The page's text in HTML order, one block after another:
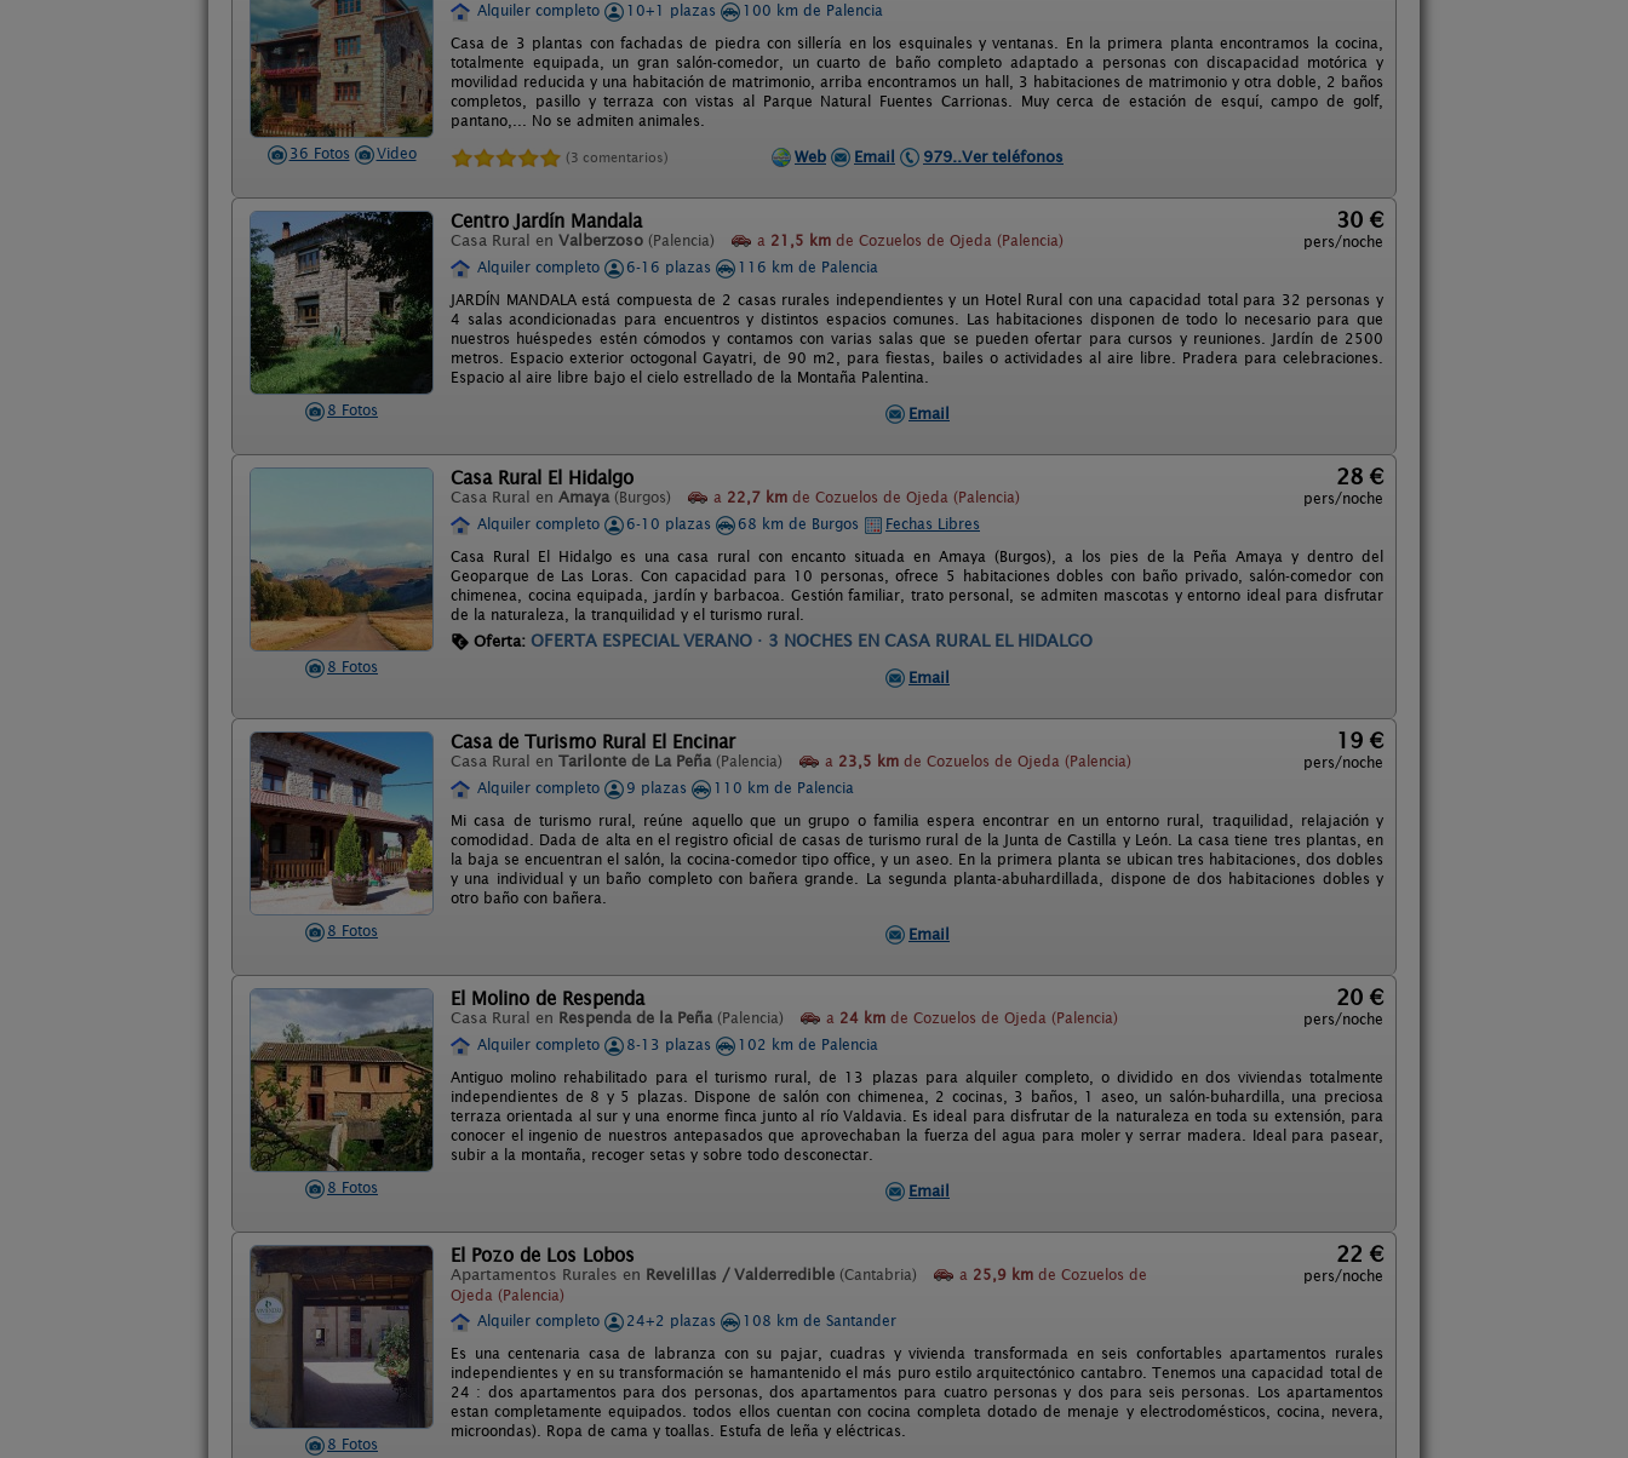
36 Fotos Video
Alquiler completo
10+1 plazas
100 km de Palencia
Casa de 3 plantas con fachadas de piedra con sillería en los esquinales y ventanas. En la primera planta encontramos la cocina,
totalmente equipada, un gran salón-comedor, un cuarto de baño completo adaptado a personas con discapacidad motórica y
movilidad reducida y una habitación de matrimonio, arriba encontramos un hall, 3 habitaciones de matrimonio y otra doble, 2 baños
completos, pasillo y terraza con vistas al Parque Natural Fuentes Carrionas. Muy cerca de estación de esquí, campo de golf,
pantano,... No se admiten animales.
(3 comentarios) Web Email 979..Ver teléfonos
8 Fotos
Centro Jardín Mandala
Casa Rural en Valberzoso (Palencia) a 21,5 km de Cozuelos de Ojeda (Palencia)
30 €
pers/noche
Alquiler completo
6-16 plazas
116 km de Palencia
JARDÍN MANDALA está compuesta de 2 casas rurales independientes y un Hotel Rural con una capacidad total para 32 personas y
4 salas acondicionadas para encuentros y distintos espacios comunes. Las habitaciones disponen de todo lo necesario para que
nuestros huéspedes estén cómodos y contamos con varias salas que se pueden ofertar para cursos y reuniones. Jardín de 2500
metros. Espacio exterior octogonal Gayatri, de 90 m2, para fiestas, bailes o actividades al aire libre. Pradera para celebraciones.
Espacio al aire libre bajo el cielo estrellado de la Montaña Palentina.
Email
8 Fotos
Casa Rural El Hidalgo
Casa Rural en Amaya (Burgos) a 22,7 km de Cozuelos de Ojeda (Palencia)
28 €
pers/noche
Alquiler completo
6-10 plazas 68 km de Burgos
Fechas Libres
Casa Rural El Hidalgo es una casa rural con encanto situada en Amaya (Burgos), a los pies de la Peña Amaya y dentro del
Geoparque de Las Loras. Con capacidad para 10 personas, ofrece 5 habitaciones dobles con baño privado, salón-comedor con
chimenea, cocina equipada, jardín y barbacoa. Gestión familiar, trato personal, se admiten mascotas y entorno ideal para disfrutar
de la naturaleza, la tranquilidad y el turismo rural.
Oferta: OFERTA ESPECIAL VERANO · 3 NOCHES EN CASA RURAL EL HIDALGO
Email
8 Fotos
Casa de Turismo Rural El Encinar
Casa Rural en Tarilonte de La Peña (Palencia) a 23,5 km de Cozuelos de Ojeda (Palencia)
19 €
pers/noche
Alquiler completo
9 plazas
110 km de Palencia
Mi casa de turismo rural, reúne aquello que un grupo o familia espera encontrar en un entorno rural, traquilidad, relajación y
comodidad. Dada de alta en el registro oficial de casas de turismo rural de la Junta de Castilla y León. La casa tiene tres plantas, en
la baja se encuentran el salón, la cocina-comedor tipo office, y un aseo. En la primera planta se ubican tres habitaciones, dos dobles
y una individual y un baño completo con bañera grande. La segunda planta-abuhardillada, dispone de dos habitaciones dobles y
otro baño con bañera.
Email
8 Fotos
El Molino de Respenda
Casa Rural en Respenda de la Peña (Palencia) a 24 km de Cozuelos de Ojeda (Palencia)
20 €
pers/noche
Alquiler completo
8-13 plazas
102 km de Palencia
Antiguo molino rehabilitado para el turismo rural, de 13 plazas para alquiler completo, o dividido en dos viviendas totalmente
independientes de 8 y 5 plazas. Dispone de salón con chimenea, 2 cocinas, 3 baños, 1 aseo, un salón-buhardilla, una preciosa
terraza orientada al sur y una enorme finca junto al río Valdavia. Es ideal para disfrutar de la naturaleza en toda su extensión, para
conocer el ingenio de nuestros antepasados que aprovechaban la fuerza del agua para moler y serrar madera. Ideal para pasear,
subir a la montaña, recoger setas y sobre todo desconectar.
Email
8 Fotos
El Pozo de Los Lobos
Apartamentos Rurales en Revelillas / Valderredible (Cantabria) a 25,9 km de Cozuelos de
Ojeda (Palencia)
22 €
pers/noche
Alquiler completo 24+2 plazas
108 km de Santander
Es una centenaria casa de labranza con su pajar, cuadras y vivienda transformada en seis confortables apartamentos rurales
independientes y en su transformación se hamantenido el más puro estilo arquitectónico cantabro. Tenemos una capacidad total de
24 : dos apartamentos para dos personas, dos apartamentos para cuatro personas y dos para seis personas. Los apartamentos
estan completamente equipados. todos ellos cuentan con cocina completa dotado de menaje y electrodomésticos, cocina, nevera,
microondas). Ropa de cama y toallas. Estufa de leña y eléctricas.